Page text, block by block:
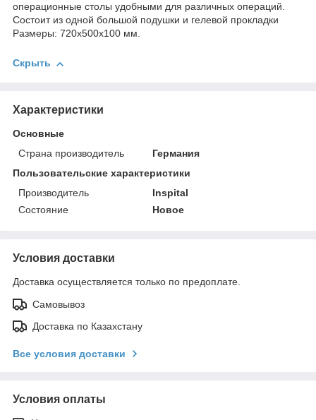
операционные столы удобными для различных операций.
Состоит из одной большой подушки и гелевой прокладки
Размеры: 720x500x100 мм.
Скрыть
Характеристики
Основные
Страна производитель
Германия
Пользовательские характеристики
Производитель
Inspital
Состояние
Новое
Условия доставки
Доставка осуществляется только по предоплате.
Самовывоз
Доставка по Казахстану
Все условия доставки
Условия оплаты